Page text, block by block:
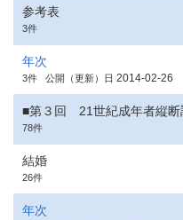
参考表
3件
年次
3件 公開（更新）日 2014-02-26
■第３回 21世紀成年者縦断
78件
結婚
26件
年次